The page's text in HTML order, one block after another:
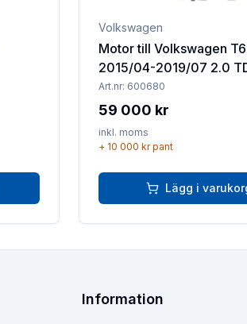
Volkswagen
Motor till Volkswagen T6
2015/04-2019/07 2.0
Art.nr: 600680
59 000 kr
inkl. moms
+ 10 000 krpant
Lägg i
Information